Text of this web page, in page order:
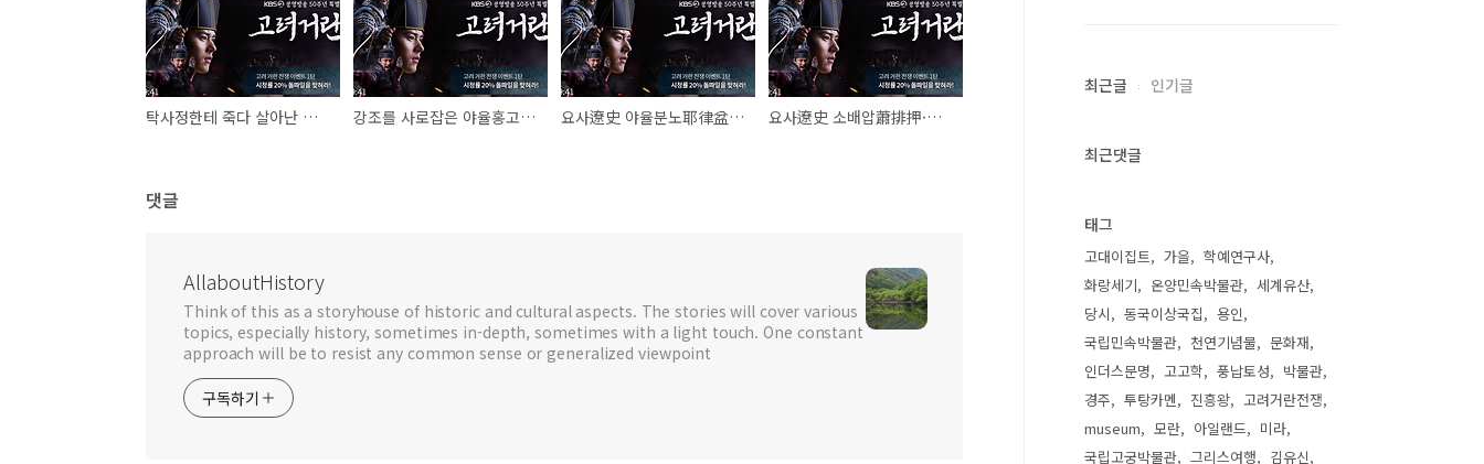
탁사정한테 죽다 살아난 고구려 후예 거란 외교관 고정高正 강조를 사로잡은 야율홍고耶律弘古 분눌은盆訥隱 열전 요사遼史 야율분노耶律盆奴 호독근胡獨堇 열전 요사遼史 소배압蕭排押·소항덕蕭恆德(소손녕蕭遜寧) 형제 열전
댓글
AllaboutHistory
Think of this as a storyhouse of historic and cultural aspects. The stories will cover various
topics, especially history, sometimes in-depth, sometimes with a light touch. One constant
approach will be to resist any common sense or generalized viewpoint
구독하기
최근글 인기글
최근댓글
태그
고대이집트 가을
학예연구사
화랑세기
온양민속박물관
세계유산
당시
동국이상국집
용인
국립민속박물관
천연기념물
문화재
인더스문명
고고학 풍납토성
박물관
경주
투탕카멘 진흥왕
고려거란전쟁
museum
모란 아일랜드
미라
국립고궁박물관
그리스여행 김유신